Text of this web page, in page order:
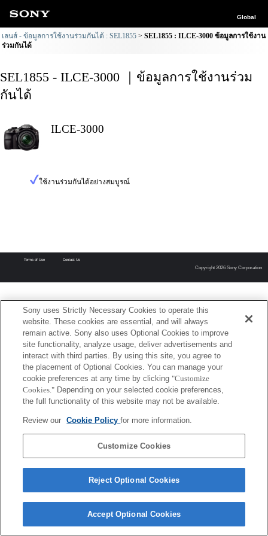
Global
เลนส์ - ข้อมูลการใช้งานร่วมกันได้ : SEL1855
SEL1855 : ILCE-3000 ข้อมูลการใช้งาน
ร่วมกันได้
SEL1855 - ILCE-3000 ｜ข้อมูลการใช้งานร่วม
กันได้
ILCE-3000
ใช้งานร่วมกันได้อย่างสมบูรณ์
Terms of Use Contact Us
Copyright 2026 Sony Corporation
Sony uses Strictly Necessary Cookies to operate this
website. These cookies are essential, and will always
remain active. Sony also uses Optional Cookies to improve
site functionality, analyze usage, deliver advertisements and
interact with third parties. By using this site, you agree to
the placement of Optional Cookies. You can manage your
cookie preferences at any time by clicking "Customize
Cookies." Depending on your selected cookie preferences,
the full functionality of this website may not be available.
Review our Cookie Policyfor more information.
Customize Cookies
Reject Optional Cookies
Accept Optional Cookies